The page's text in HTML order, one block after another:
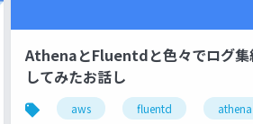
AthenaとFluentdと色々でログ集
してみたお話し
aws fluentd athena